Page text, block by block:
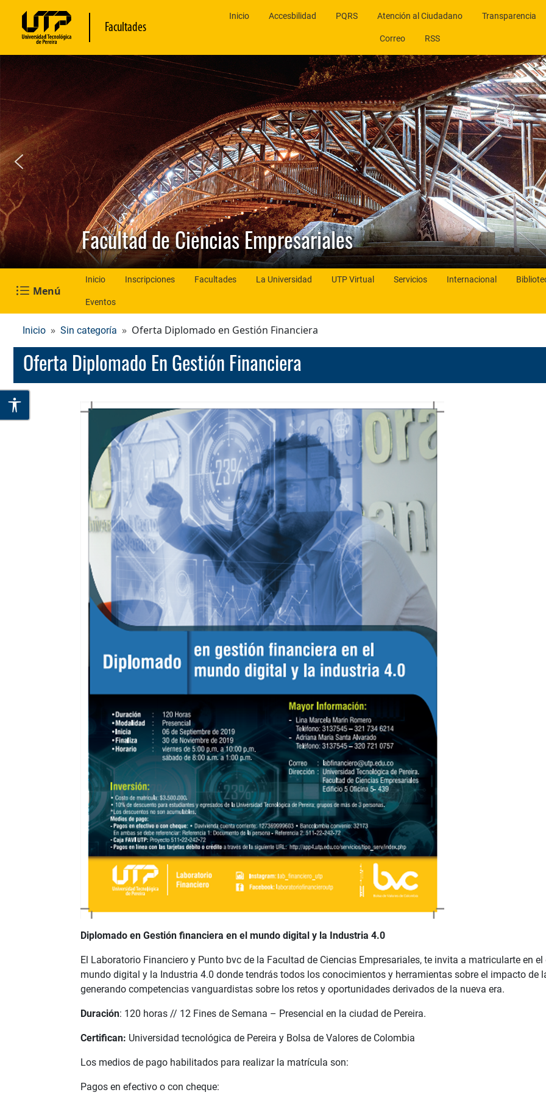
Facultades
Inicio Accesbilidad PQRS Atención al Ciudadano Transparencia
Correo RSS
Facultad de Ciencias Empresariales
Menú
Inicio Inscripciones Facultades La Universidad UTP Virtual Servicios Internacional
Eventos
Inicio Sin categoría Oferta Diplomado en Gestión Financiera
Oferta Diplomado En Gestión Financiera
Diplomado en Gestión financiera en el mundo digital y la Industria 4.0
El Laboratorio Financiero y Punto bvc de la Facultad de Ciencias Empresariales, te invita a matricularte en
mundo digital y la Industria 4.0 donde tendrás todos los conocimientos y herramientas sobre el impacto de
generando competencias vanguardistas sobre los retos y oportunidades derivados de la nueva era.
Duración: 120 horas // 12 Fines de Semana – Presencial en la ciudad de Pereira.
Certifican: Universidad tecnológica de Pereira y Bolsa de Valores de Colombia
Los medios de pago habilitados para realizar la matrícula son:
Pagos en efectivo o con cheque: